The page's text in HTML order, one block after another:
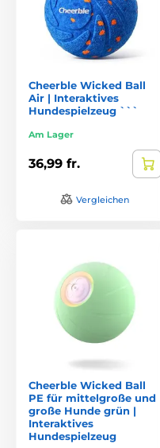
Cheerble Wicked Ball
Air | Interaktives
Hundespielzeug ```
Am Lager
36,99 fr.
Vergleichen
Cheerble Wicked Ball
PE für mittelgroße und
große Hunde grün |
Interaktives
Hundespielzeug